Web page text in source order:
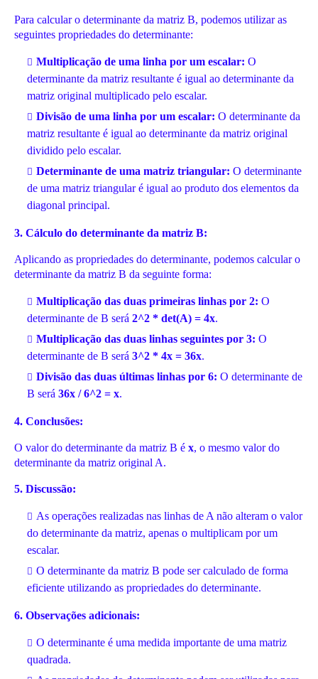
Para calcular o determinante da matriz B, podemos utilizar as
seguintes propriedades do determinante:
Multiplicação de uma linha por um escalar: O
determinante da matriz resultante é igual ao determinante da
matriz original multiplicado pelo escalar.
Divisão de uma linha por um escalar: O determinante da
matriz resultante é igual ao determinante da matriz original
dividido pelo escalar.
Determinante de uma matriz triangular: O determinante
de uma matriz triangular é igual ao produto dos elementos da
diagonal principal.
3. Cálculo do determinante da matriz B:
Aplicando as propriedades do determinante, podemos calcular o
determinante da matriz B da seguinte forma:
Multiplicação das duas primeiras linhas por 2: O
determinante de B será 2^2 * det(A) = 4x.
Multiplicação das duas linhas seguintes por 3: O
determinante de B será 3^2 * 4x = 36x.
Divisão das duas últimas linhas por 6: O determinante de
B será 36x / 6^2 = x.
4. Conclusões:
O valor do determinante da matriz B é x, o mesmo valor do
determinante da matriz original A.
5. Discussão:
As operações realizadas nas linhas de A não alteram o valor
do determinante da matriz, apenas o multiplicam por um
escalar.
O determinante da matriz B pode ser calculado de forma
eficiente utilizando as propriedades do determinante.
6. Observações adicionais:
O determinante é uma medida importante de uma matriz
quadrada.